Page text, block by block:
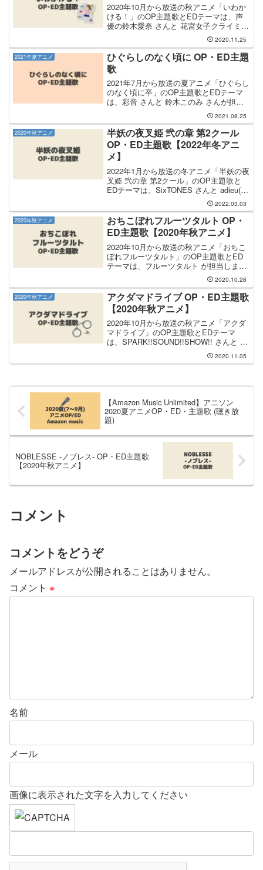
2020年10月から放送の秋アニメ「いわか
ける！」のOP主題歌とEDテーマは、声
優の鈴木愛奈 さんと 花宮女子クライミン
グ部 が担当します。OP主題歌は声優と
しても参加している 鈴木愛奈 さんが担当
します。OP曲のタイトルは「もっと高
く」で...
2020.11.25
2021年夏アニメ
ひぐらしのなく頃に OP・ED主題
歌
2021年7月から放送の夏アニメ「ひぐらし
のなく頃に卒」のOP主題歌とEDテーマ
は、彩音 さんと 鈴木このみ さんが担当
します。OP主題歌は 業から引き続き 彩
音 さんが担当し、OP主題歌のタイトル
は「Analogy」です。彩音 さんのCD...
2021.08.25
2020年秋アニメ
半妖の夜叉姫 弐の章 第2クール
OP・ED主題歌【2022年冬アニ
メ】
2022年1月から放送の冬アニメ「半妖の夜
叉姫 弐の章 第2クール」のOP主題歌と
EDテーマは、SixTONES さんと adieu(上
白石萌歌) さんが担当します。OP主題歌
は1期ぶりの SixTONES さんが担当し、
OP主題歌のタイト...
2022.03.03
2020年秋アニメ
おちこぼれフルーツタルト OP・
ED主題歌【2020年秋アニメ】
2020年10月から放送の秋アニメ「おちこ
ぼれフルーツタルト」のOP主題歌とED
テーマは、フルーツタルト が担当しま
す。OP・ED曲を担当するフルーツタル
ト は作中の新人アイドルユニットです。
OP主題歌のタイトルは「キボウだらけの
EVERY...
2020.10.28
2020年秋アニメ
アクダマドライブ OP・ED主題歌
【2020年秋アニメ】
2020年10月から放送の秋アニメ「アクダ
マドライブ」のOP主題歌とEDテーマ
は、SPARK!!SOUND!!SHOW!! さんと 浦
島坂田船 さんが担当します。OP主題歌
は SPARK!!SOUND!!SHOW!! さんが担当
2020.11.05
【Amazon Music Unlimited】アニソン
2020夏アニメOP・ED・主題歌 (聴き放
題)
NOBLESSE -ノブレス- OP・ED主題歌
【2020年秋アニメ】
コメント
コメントをどうぞ
メールアドレスが公開されることはありません。
コメント ※
名前
メール
画像に表示された文字を入力してください